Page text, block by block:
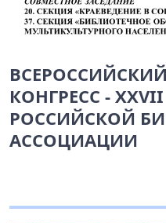
КОНГРЕСС -
РОССИЙСКОЙ
АССОЦИАЦИИ